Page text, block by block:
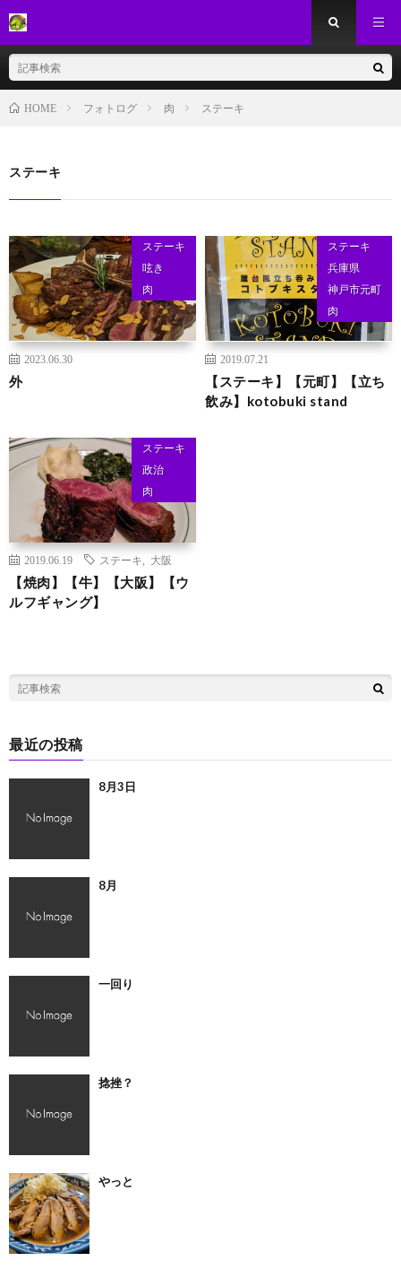
HOME フォトログ 肉 ステーキ
ステーキ
ステーキ
呟き
肉
2023.06.30
外
ステーキ
兵庫県
神戸市元町
肉
2019.07.21
【ステーキ】【元町】【立ち
飲み】kotobuki stand
ステーキ
政治
肉
2019.06.19 ステーキ 大阪
【焼肉】【牛】【大阪】【ウ
ルフギャング】
最近の投稿
8月3日
8月
一回り
捻挫？
やっと